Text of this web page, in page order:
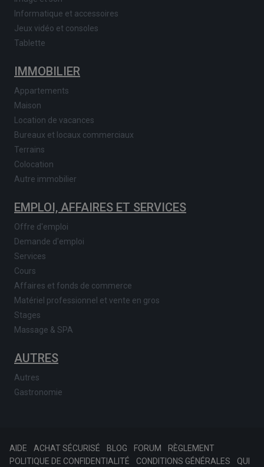
Informatique et accessoires
Jeux vidéo et consoles
Tablette
IMMOBILIER
Appartements
Maison
Location de vacances
Bureaux et locaux commerciaux
Terrains
Colocation
Autre immobilier
EMPLOI, AFFAIRES ET SERVICES
Offre d'emploi
Demande d'emploi
Services
Cours
Affaires et fonds de commerce
Matériel professionnel et vente en gros
Stages
Massage & SPA
AUTRES
Autres
Gastronomie
AIDE ACHAT SÉCURISÉ BLOG FORUM
RÈGLEMENT
POLITIQUE DE CONFIDENTIALITÉ
CONDITIONS GÉNÉRALES QUI